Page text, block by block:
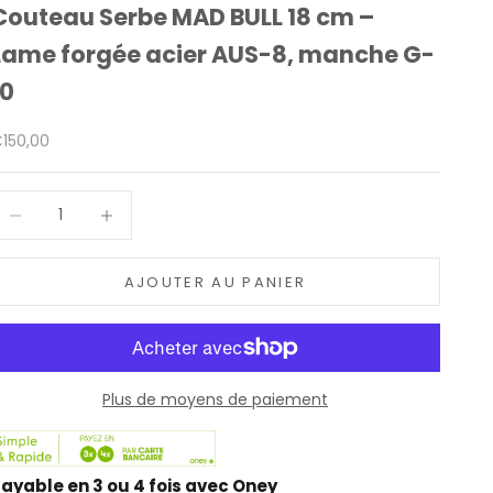
Serbe MAD BULL 18 cm –
forgée acier AUS-8, manche G-
de vente
Diminuer la quantité
AJOUTER AU PANIER
Plus de moyens de paiement
en 3 ou 4 fois avec Oney